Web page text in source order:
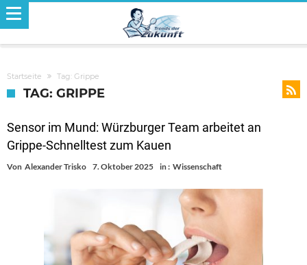
Startseite Tag: Grippe
TAG: GRIPPE
Sensor im Mund: Würzburger Team arbeitet an
Grippe-Schnelltest zum Kauen
Von Alexander Trisko 7. Oktober 2025 in : Wissenschaft